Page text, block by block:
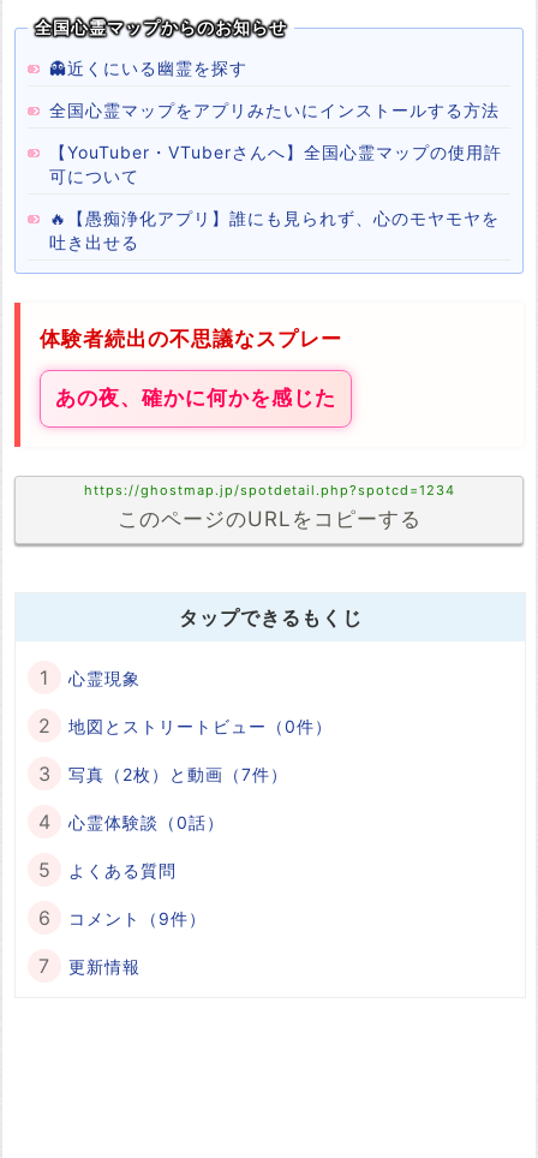
全国心霊マップからのお知らせ
👻近くにいる幽霊を探す
全国心霊マップをアプリみたいにインストールする方法
【YouTuber・VTuberさんへ】全国心霊マップの使用許
可について
🔥【愚痴浄化アプリ】誰にも見られず、心のモヤモヤを
吐き出せる
体験者続出の不思議なスプレー
あの夜、確かに何かを感じた
https://ghostmap.jp/spotdetail.php?spotcd=1234
このページのURLをコピーする
タップできるもくじ
心霊現象
地図とストリートビュー（0件）
写真（2枚）と動画（7件）
心霊体験談（0話）
よくある質問
コメント（9件）
更新情報